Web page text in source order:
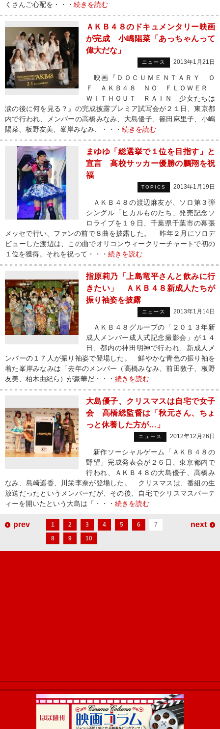
くさんご心配を・・・ 続きを読む
ＡＫＢ４８のドキュメンタリー映画
が完成 小嶋陽菜「あっちゃんって
偉大だな」
ニュース 2013年1月21日
映画『ＤＯＣＵＭＥＮＴＡＲＹ Ｏ
Ｆ ＡＫＢ４８ ＮＯ ＦＬＯＷＥＲ
ＷＩＴＨＯＵＴ ＲＡＩＮ 少女たちは
涙の後に何を見る？』の完成披露プレミア試写会が２１日、東京都
内で行われ、メンバーの高橋みなみ、大島優子、篠田麻里子、小嶋
陽菜、板野友美、峯岸みなみ、・・・ 続きを読む
まゆゆ「総選挙で１位を目指す」と
宣言 高校サッカー優勝の鵬翔を祝
福
TOPICS 2013年1月19日
ＡＫＢ４８の渡辺麻友が、ソロ第３弾
シングル「ヒカルものたち」発売記念ソ
ロライブを１９日、千葉県千葉市の幕張
メッセで行い、ファンの前で８曲を披露した。 昨年２月にソロデ
ビューした渡辺は、この曲でオリコンウィークリーチャートで初の
１位を獲得。それを祝って・・・ 続きを読む
指原莉乃「上島竜平さんと飲みに行
きたい」 ＡＫＢ４８新成人たちが
振り袖姿を披露
ニュース 2013年1月14日
ＡＫＢ４８グループの「２０１３年新
成人メンバー成人式記念撮影会」が１４
日、都内の神田明神で行われ、新成人メ
ンバーの１７人が振り袖姿で登場した。 鮮やかな青色の振り袖を
着た峯岸みなみは「去年のメンバー（高橋みなみ、前田敦子、板野
友美、柏木由紀ら）が豪華だ・・・ 続きを読む
大島優子、クリスマスは自宅で女子
会 高橋総監督は「秋元さん、ちょ
っと休養した方が…」
ニュース 2012年12月26日
新作ソーシャルゲーム「ＡＫＢ４８の
野望」完成発表会が２６日、東京都内で
行われ、ＡＫＢ４８の大島優子、高橋み
なみ、島崎遥香、川栄李奈が登場した。 クリスマスは、番組の生
放送だったというメンバーだが、その後、自宅でクリスマスパーテ
ィーを開いたという大島は「・・・ 続きを読む
prev 1 2 3 4 5 6
7
8
9 10
next